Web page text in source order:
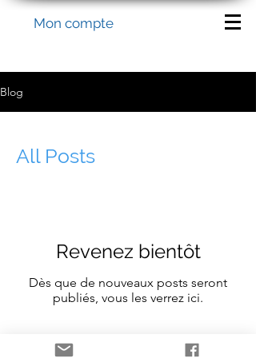
Mon compte
Blog
All Posts
Revenez bientôt
Dès que de nouveaux posts seront
publiés, vous les verrez ici.